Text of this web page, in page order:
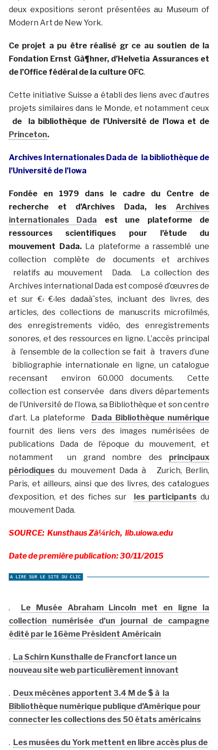
deux expositions seront présentées au Museum of
Modern Art de New York.
Ce projet a pu être réalisé gr ce au soutien de la
Fondation Ernst Gà¶hner, d’Helvetia Assurances et
de l’Office fédéral de la culture OFC.
Cette initiative Suisse a établi des liens avec d’autres
projets similaires dans le Monde, et notamment ceux
de la bibliothèque de l’Université de l’Iowa et de
Princeton.
Archives Internationales Dada de la bibliothèque de
l’Université de l’Iowa
Fondée en 1979 dans le cadre du Centre de
recherche et d’Archives Dada, lesArchives
internationales Dada est une plateforme de
ressources scientifiques pour l’étude du
mouvement Dada. La plateforme a rassemblé une
collection complète de documents et archives
relatifs au mouvement Dada. La collection des
Archives international Dada est composé d’œuvres de
et sur €‹ €‹les dadaà¯stes, incluant des livres, des
articles, des collections de manuscrits microfilmés,
des enregistrements vidéo, des enregistrements
sonores, et des ressources en ligne. L’accès principal
à l’ensemble de la collection se fait à travers d’une
bibliographie internationale en ligne, un catalogue
recensant environ 60.000 documents. Cette
collection est conservée dans divers départements
de l’Université de l’Iowa, sa Bibliothèque et son centre
d’art. La plateforme Dada Bibliothèque numérique
fournit des liens vers des images numérisées de
publications Dada de l’époque du mouvement, et
notamment un grand nombre des principaux
périodiquesdu mouvement Dada à Zurich, Berlin,
Paris, et ailleurs, ainsi que des livres, des catalogues
d’exposition, et des fiches sur les participants du
mouvement Dada.
SOURCE: Kunsthaus Zà¼rich, lib.uiowa.edu
Date de première publication: 30/11/2015
. Le Musée Abraham Lincoln met en ligne la
collection numérisée d’un journal de campagne
édité par le 16ème Président Américain
. La Schirn Kunsthalle de Francfort lance un
nouveau site web particulièrement innovant
. Deux mécènes apportent 3.4 M de $ à la
Bibliothèque numérique publique d’Amérique pour
connecter les collections des 50 états américains
. Les musées du York mettent en libre accès plus de